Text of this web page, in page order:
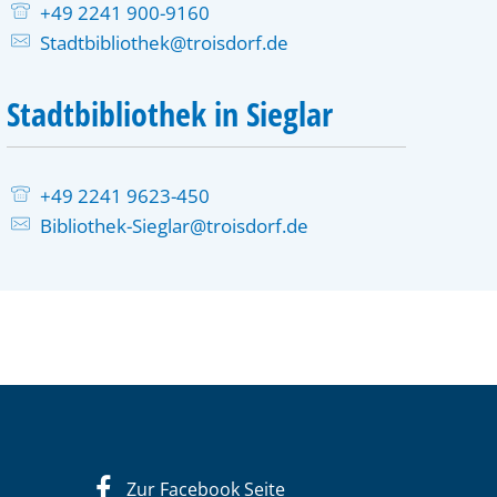
+49 2241 900-9160
Stadtbibliothek@troisdorf.de
Stadtbibliothek in Sieglar
+49 2241 9623-450
Bibliothek-Sieglar@troisdorf.de
Zur Facebook Seite